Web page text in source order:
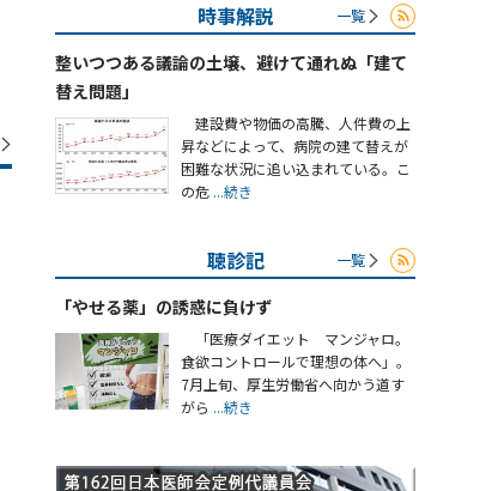
時事解説 一覧
整いつつある議論の土壌、避けて通れぬ「建て
替え問題」
建設費や物価の高騰、人件費の上
昇などによって、病院の建て替えが
困難な状況に追い込まれている。こ
の危 ...続き
聴診記 一覧
「やせる薬」の誘惑に負けず
「医療ダイエット マンジャロ。
食欲コントロールで理想の体へ」。
7月上旬、厚生労働省へ向かう道す
がら ...続き